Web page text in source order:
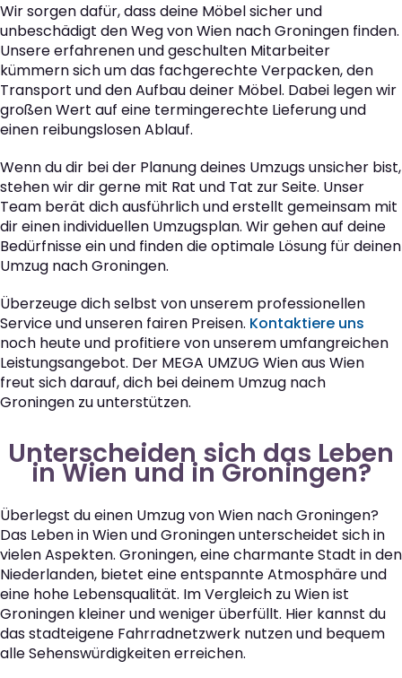
Wir sorgen dafür, dass deine Möbel sicher und
unbeschädigt den Weg von Wien nach Groningen finden.
Unsere erfahrenen und geschulten Mitarbeiter
kümmern sich um das fachgerechte Verpacken, den
Transport und den Aufbau deiner Möbel. Dabei legen wir
großen Wert auf eine termingerechte Lieferung und
einen reibungslosen Ablauf.
Wenn du dir bei der Planung deines Umzugs unsicher bist,
stehen wir dir gerne mit Rat und Tat zur Seite. Unser
Team berät dich ausführlich und erstellt gemeinsam mit
dir einen individuellen Umzugsplan. Wir gehen auf deine
Bedürfnisse ein und finden die optimale Lösung für deinen
Umzug nach Groningen.
Überzeuge dich selbst von unserem professionellen
Service und unseren fairen Preisen. Kontaktiere uns
noch heute und profitiere von unserem umfangreichen
Leistungsangebot. Der MEGA UMZUG Wien aus Wien
freut sich darauf, dich bei deinem Umzug nach
Groningen zu unterstützen.
Unterscheiden sich das Leben
in Wien und in Groningen?
Überlegst du einen Umzug von Wien nach Groningen?
Das Leben in Wien und Groningen unterscheidet sich in
vielen Aspekten. Groningen, eine charmante Stadt in den
Niederlanden, bietet eine entspannte Atmosphäre und
eine hohe Lebensqualität. Im Vergleich zu Wien ist
Groningen kleiner und weniger überfüllt. Hier kannst du
das stadteigene Fahrradnetzwerk nutzen und bequem
alle Sehenswürdigkeiten erreichen.